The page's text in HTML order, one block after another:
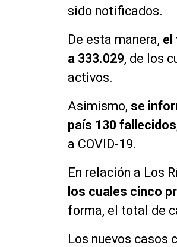
sido notificados.
De esta manera, el
a 333.029, de los
activos.
Asimismo, se
país 130 fallecidos
a COVID-19.
En relación a Los
los cuales cinco
forma, el total de
Los nuevos casos